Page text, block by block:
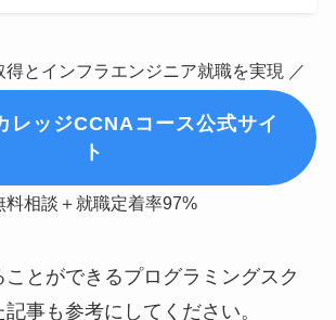
得とインフラエンジニア就職を実現 ／
レッジCCNAコース公式サイ
ト
料相談＋就職定着率97%
とができるプログラミングスク
事も参考にしてください。